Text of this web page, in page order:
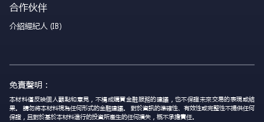
合作伙伴
介紹經紀人 (IB)
免責聲明：
本材料僅反映個人觀點和意見，不構成購買金融服務的建議，也不保證未來交易的表現或結
果。 請勿將本材料視為任何形式的金融建議。 對於資訊的準確性、有效性或完整性不提供任何
保證，且對於基於本材料進行的投資所產生的任何損失，概不承擔責任。